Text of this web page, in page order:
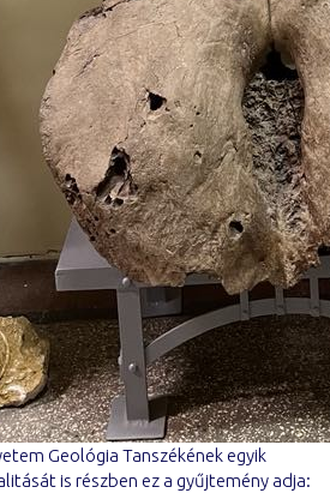
Geológia Tanszékének egyik
is részben ez a gyűjtemény adja: